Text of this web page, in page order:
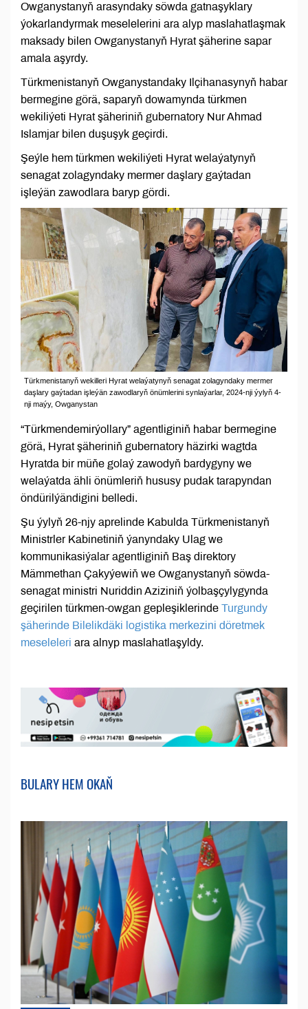
Owganystanyň arasyndaky söwda gatnaşyklary
ýokarlandyrmak meselelerini ara alyp maslahatlaşmak
maksady bilen Owganystanyň Hyrat şäherine sapar
amala aşyrdy.
Türkmenistanyň Owganystandaky Ilçihanasynyň habar
bermegine görä, saparyň dowamynda türkmen
wekiliýeti Hyrat şäheriniň gubernatory Nur Ahmad
Islamjar bilen duşuşyk geçirdi.
Şeýle hem türkmen wekiliýeti Hyrat welaýatynyň
senagat zolagyndaky mermer daşlary gaýtadan
işleýän zawodlara baryp gördi.
Türkmenistanyň wekilleri Hyrat welaýatynyň senagat zolagyndaky mermer
daşlary gaýtadan işleýän zawodlaryň önümlerini synlaýarlar, 2024-nji ýylyň 4-
nji maýy, Owganystan
“Türkmendemirýollary” agentliginiň habar bermegine
görä, Hyrat şäheriniň gubernatory häzirki wagtda
Hyratda bir müňe golaý zawodyň bardygyny we
welaýatda ähli önümleriň hususy pudak tarapyndan
öndürilýändigini belledi.
Şu ýylyň 26-njy aprelinde Kabulda Türkmenistanyň
Ministrler Kabinetiniň ýanyndaky Ulag we
kommunikasiýalar agentliginiň Baş direktory
Mämmethan Çakyýewiň we Owganystanyň söwda-
senagat ministri Nuriddin Aziziniň ýolbaşçylygynda
geçirilen türkmen-owgan gepleşiklerinde Turgundy
şäherinde Bilelikdäki logistika merkezini döretmek
meseleleri ara alnyp maslahatlaşyldy.
BULARY HEM OKAŇ